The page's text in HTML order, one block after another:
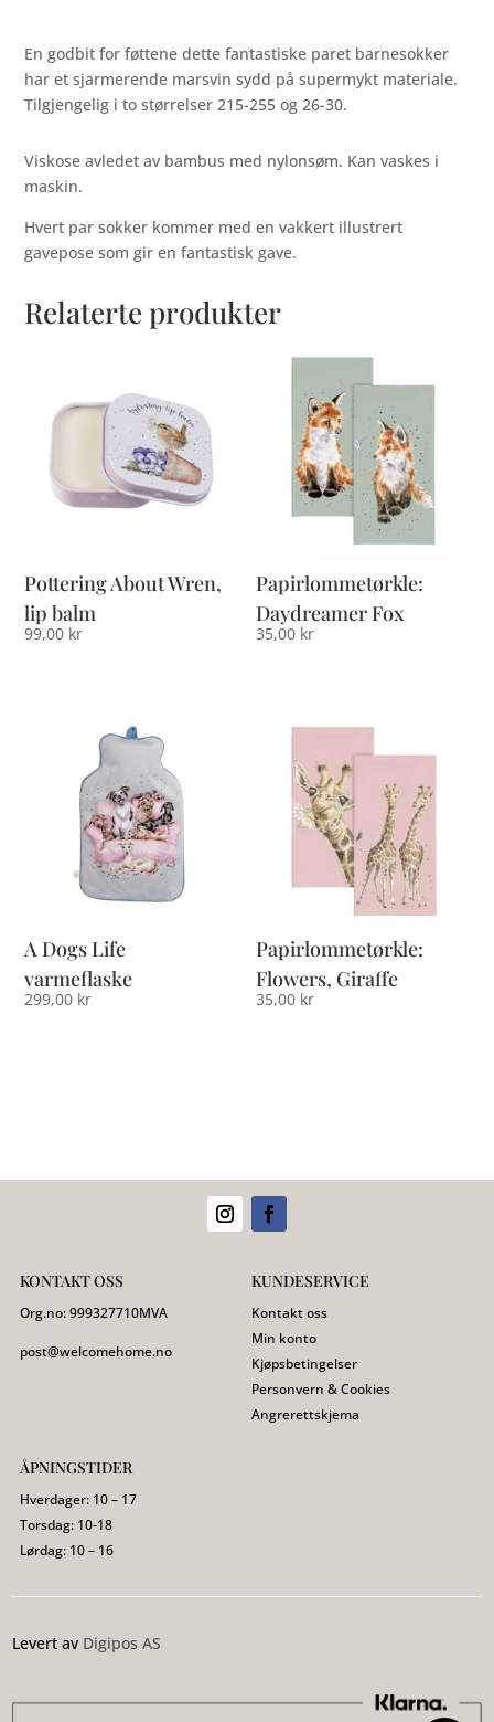
En godbit for føttene dette fantastiske paret barnesokker
har et sjarmerende marsvin sydd på supermykt materiale.
Tilgjengelig i to størrelser 215-255 og 26-30.
Viskose avledet av bambus med nylonsøm. Kan vaskes i
maskin.
Hvert par sokker kommer med en vakkert illustrert
gavepose som gir en fantastisk gave.
Relaterte produkter
Pottering About Wren,
lip balm
99,00 kr
Papirlommetørkle:
Daydreamer Fox
35,00 kr
A Dogs Life
varmeflaske
299,00 kr
Papirlommetørkle:
Flowers, Giraffe
35,00 kr
KONTAKT OSS
Org.no:999327710MVA
post@welcomehome.no
KUNDESERVICE
Kontakt oss
Min konto
Kjøpsbetingelser
Personvern & Cookies
Angrerettskjema
ÅPNINGSTIDER
Hverdager: 10 – 17
Torsdag: 10-18
Lørdag: 10 – 16
Levert av Digipos AS